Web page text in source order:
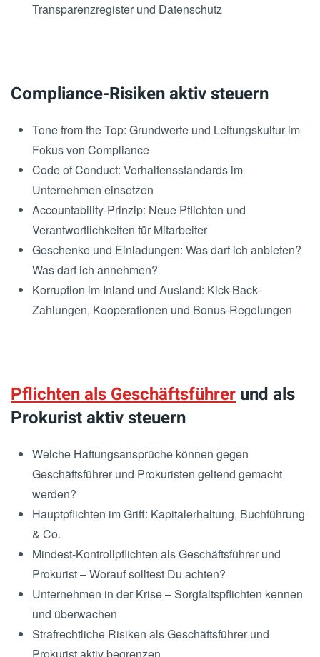
Transparenzregister und Datenschutz
Compliance-Risiken aktiv steuern
Tone from the Top: Grundwerte und Leitungskultur im
Fokus von Compliance
Code of Conduct: Verhaltensstandards im
Unternehmen einsetzen
Accountability-Prinzip: Neue Pflichten und
Verantwortlichkeiten für Mitarbeiter
Geschenke und Einladungen: Was darf ich anbieten?
Was darf ich annehmen?
Korruption im Inland und Ausland: Kick-Back-
Zahlungen, Kooperationen und Bonus-Regelungen
Pflichten als Geschäftsführer und als
Prokurist aktiv steuern
Welche Haftungsansprüche können gegen
Geschäftsführer und Prokuristen geltend gemacht
werden?
Hauptpflichten im Griff: Kapitalerhaltung, Buchführung
& Co.
Mindest-Kontrollpflichten als Geschäftsführer und
Prokurist – Worauf solltest Du achten?
Unternehmen in der Krise – Sorgfaltspflichten kennen
und überwachen
Strafrechtliche Risiken als Geschäftsführer und